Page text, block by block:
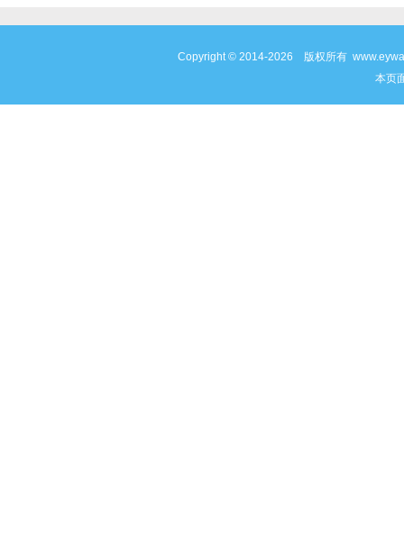
Copyright © 2014-2026 版权所有
本页